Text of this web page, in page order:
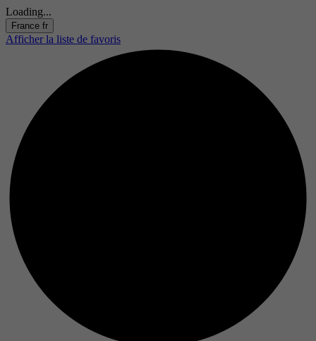
Loading...
France fr
Afficher la liste de favoris